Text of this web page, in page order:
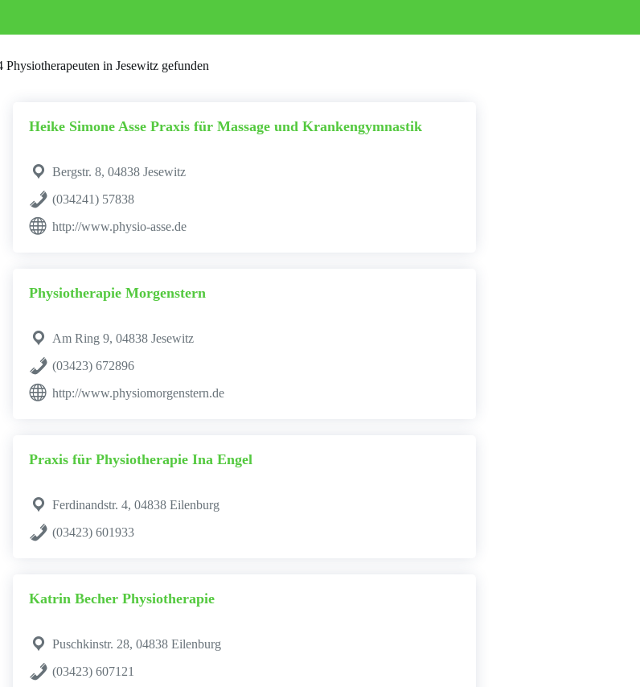
Physiotherapeuten in Jesewitz gefunden
Heike Simone Asse Praxis für Massage und Krankengymnastik
Bergstr. 8, 04838 Jesewitz
(034241) 57838
http://www.physio-asse.de
Physiotherapie Morgenstern
Am Ring 9, 04838 Jesewitz
(03423) 672896
http://www.physiomorgenstern.de
Praxis für Physiotherapie Ina Engel
Ferdinandstr. 4, 04838 Eilenburg
(03423) 601933
Katrin Becher Physiotherapie
Puschkinstr. 28, 04838 Eilenburg
(03423) 607121